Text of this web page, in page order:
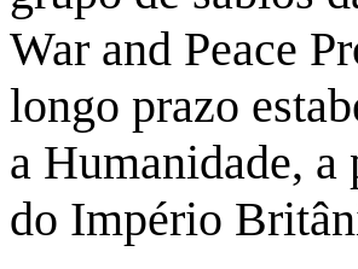
War and Peace
longo prazo
a Humanidade, a
do Império